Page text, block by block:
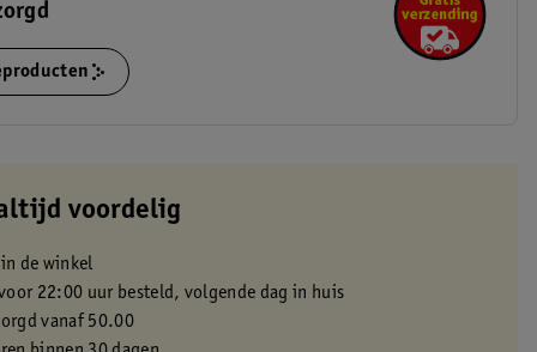
voordelig
de winkel
22:00 uur besteld, volgende dag in huis
vanaf 50.00